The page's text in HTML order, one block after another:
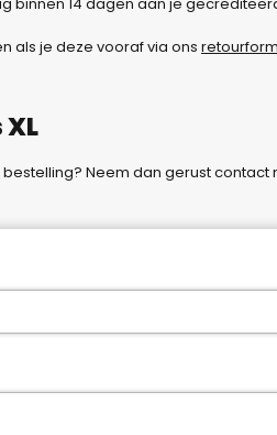
als je deze vooraf via ons
Neem dan gerust contact